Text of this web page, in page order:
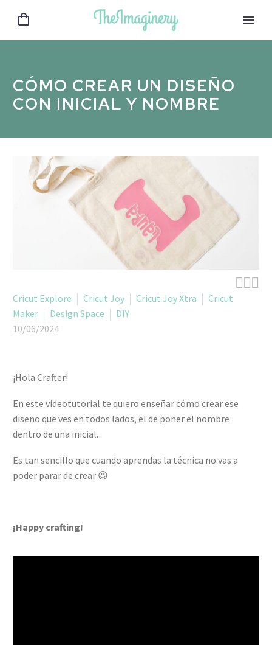
CÓMO CREAR UN DISEÑO
CON INICIAL Y NOMBRE

Cricut Explore Cricut Joy Cricut Joy Xtra
Cricut
Maker
Design Space
DIY
10/06/2024
¡Hola Crafter!
En este videotutorial te quiero enseñar cómo crear ese
diseño que ves en todos lados, el de poner el nombre
dentro de una inicial.
Es tan sencillo que cuando aprendas la técnica no vas a
poder parar de crear 😉
¡Happy crafting!